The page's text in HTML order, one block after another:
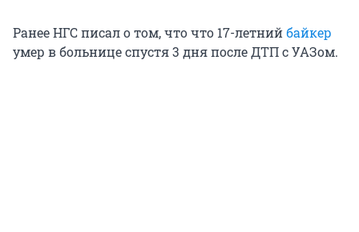
Ранее НГС писал о том, что что 17-летнийбайкер
умер в больнице спустя 3 дня после ДТП с УАЗом.